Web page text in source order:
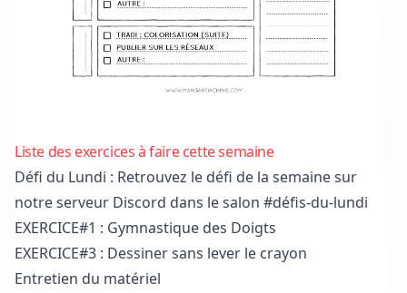
Liste des exercices à faire cette semaine
Défi du Lundi : Retrouvez le défi de la semaine sur
notre serveur Discord dans le salon #défis-du-lundi
EXERCICE#1 : Gymnastique des Doigts
EXERCICE#3 : Dessiner sans lever le crayon
Entretien du matériel